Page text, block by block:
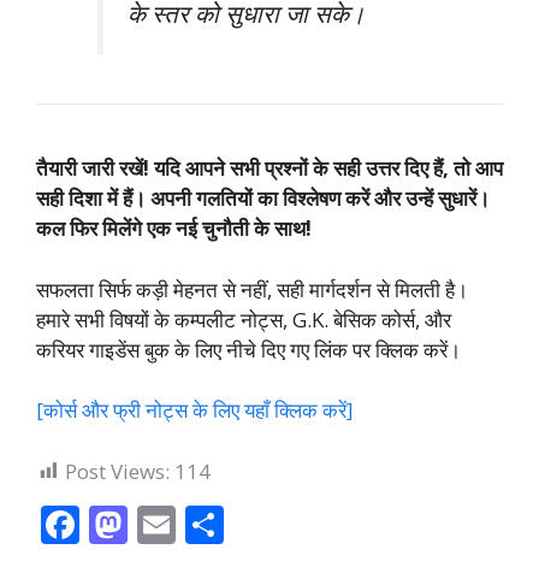
के स्तर को सुधारा जा सके।
तैयारी जारी रखें! यदि आपने सभी प्रश्नों के सही उत्तर दिए हैं, तो आप
सही दिशा में हैं। अपनी गलतियों का विश्लेषण करें और उन्हें सुधारें।
कल फिर मिलेंगे एक नई चुनौती के साथ!
सफलता सिर्फ कड़ी मेहनत से नहीं, सही मार्गदर्शन से मिलती है।
हमारे सभी विषयों के कम्पलीट नोट्स, G.K. बेसिक कोर्स, और
करियर गाइडेंस बुक के लिए नीचे दिए गए लिंक पर क्लिक करें।
[कोर्स और फ्री नोट्स के लिए यहाँ क्लिक करें]
Post Views: 114
F M E